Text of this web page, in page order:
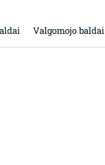
Valgomojo baldai